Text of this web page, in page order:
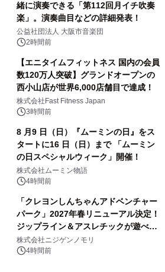
緒に演奏できる「第112回月イチ吹奏
楽」。演奏曲目などの詳細発表！
公益社団法人 大阪市音楽団
2時間前
【エニタイムフィットネス 国内の会員
数120万人突破】グランドオープンの
西小山店が世界6,000店舗目で達成！
株式会社Fast Fitness Japan
3時間前
8 月9 日（日）『ムーミンの日』をス
タートに16 日（日）まで 「ムーミン
の日スペシャルウィーク」開催！
株式会社ムーミン物語
4時間前
「クレヨンしんちゃんアドベンチャー
パーク」2027年春リニューアル決定！
ジップライン＆アスレチックが遊べる
のは今年が最後！ 「ラスト！ドキがム
ネムネ～大作戦！」始動
株式会社ニジゲンノモリ
4時間前